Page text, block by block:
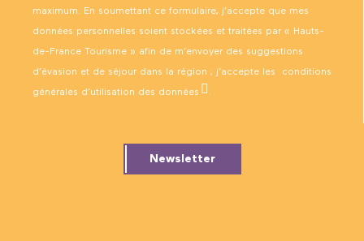
maximum. En soumettant ce formulaire, j’accepte que mes
données personnelles soient stockées et traitées par « Hauts-
de-France Tourisme » afin de m’envoyer des suggestions
d’évasion et de séjour dans la région ; j’accepte les conditions
générales d’utilisation des données .
Newsletter